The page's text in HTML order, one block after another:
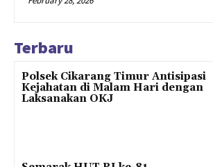
Terbaru
Polsek Cikarang Timur Antisipasi
Kejahatan di Malam Hari dengan
Laksanakan OKJ